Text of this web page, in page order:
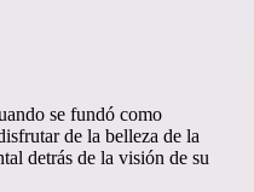
se fundó como
de la belleza de la
detrás de la visión de su